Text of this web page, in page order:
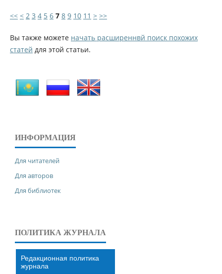
<< < 2 3 4 5 6 7 8 9 10 11 > >>
Вы также можете начать расширеннвй поиск похожих
статей для этой статьи.
ИНФОРМАЦИЯ
Для читателей
Для авторов
Для библиотек
ПОЛИТИКА ЖУРНАЛА
Редакционная политика
журнала